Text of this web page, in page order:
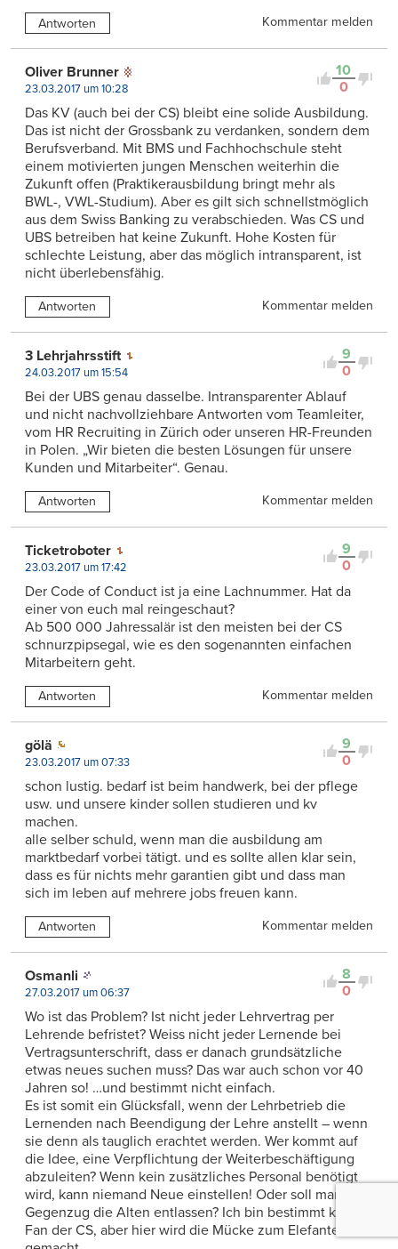
Antworten Kommentar melden
10
0
Oliver Brunner
23.03.2017 um 10:28
Das KV (auch bei der CS) bleibt eine solide Ausbildung.
Das ist nicht der Grossbank zu verdanken, sondern dem
Berufsverband. Mit BMS und Fachhochschule steht
einem motivierten jungen Menschen weiterhin die
Zukunft offen (Praktikerausbildung bringt mehr als
BWL-, VWL-Studium). Aber es gilt sich schnellstmöglich
aus dem Swiss Banking zu verabschieden. Was CS und
UBS betreiben hat keine Zukunft. Hohe Kosten für
schlechte Leistung, aber das möglich intransparent, ist
nicht überlebensfähig.
Antworten Kommentar melden
9
0
3 Lehrjahrsstift
24.03.2017 um 15:54
Bei der UBS genau dasselbe. Intransparenter Ablauf
und nicht nachvollziehbare Antworten vom Teamleiter,
vom HR Recruiting in Zürich oder unseren HR-Freunden
in Polen. „Wir bieten die besten Lösungen für unsere
Kunden und Mitarbeiter“. Genau.
Antworten Kommentar melden
9
0
Ticketroboter
23.03.2017 um 17:42
Der Code of Conduct ist ja eine Lachnummer. Hat da
einer von euch mal reingeschaut?
Ab 500 000 Jahressalär ist den meisten bei der CS
schnurzpipsegal, wie es den sogenannten einfachen
Mitarbeitern geht.
Antworten Kommentar melden
9
0
gölä
23.03.2017 um 07:33
schon lustig. bedarf ist beim handwerk, bei der pflege
usw. und unsere kinder sollen studieren und kv
machen.
alle selber schuld, wenn man die ausbildung am
marktbedarf vorbei tätigt. und es sollte allen klar sein,
dass es für nichts mehr garantien gibt und dass man
sich im leben auf mehrere jobs freuen kann.
Antworten Kommentar melden
8
0
Osmanli
27.03.2017 um 06:37
Wo ist das Problem? Ist nicht jeder Lehrvertrag per
Lehrende befristet? Weiss nicht jeder Lernende bei
Vertragsunterschrift, dass er danach grundsätzliche
etwas neues suchen muss? Das war auch schon vor 40
Jahren so! …und bestimmt nicht einfach.
Es ist somit ein Glücksfall, wenn der Lehrbetrieb die
Lernenden nach Beendigung der Lehre anstellt – wenn
sie denn als tauglich erachtet werden. Wer kommt auf
die Idee, eine Verpflichtung der Weiterbeschäftigung
abzuleiten? Wenn kein zusätzliches Personal benötigt
wird, kann niemand Neue einstellen! Oder soll man im
Gegenzug die Alten entlassen? Ich bin bestimmt kein
Fan der CS, aber hier wird die Mücke zum Elefanten